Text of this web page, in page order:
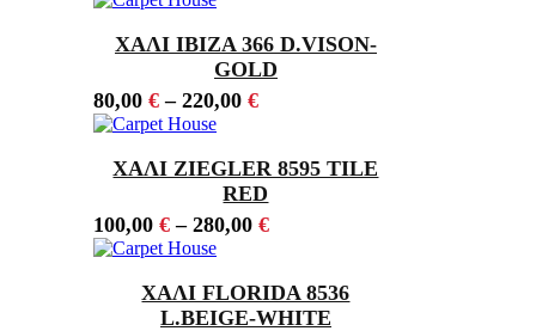
ΧΑΛΙ IBIZA 366 D.VISON-
GOLD
80,00 €– 220,00 €
ΧΑΛΙ ZIEGLER 8595 TILE
RED
100,00 €– 280,00 €
ΧΑΛΙ FLORIDA 8536
L.BEIGE-WHITE